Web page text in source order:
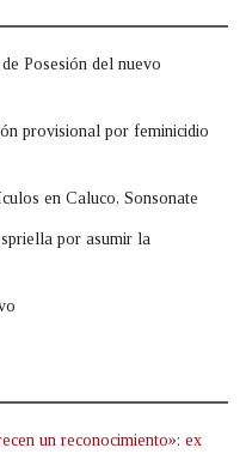
Posesión del nuevo
provisional por feminicidio
en Caluco, Sonsonate
por asumir la
un reconocimiento»: ex